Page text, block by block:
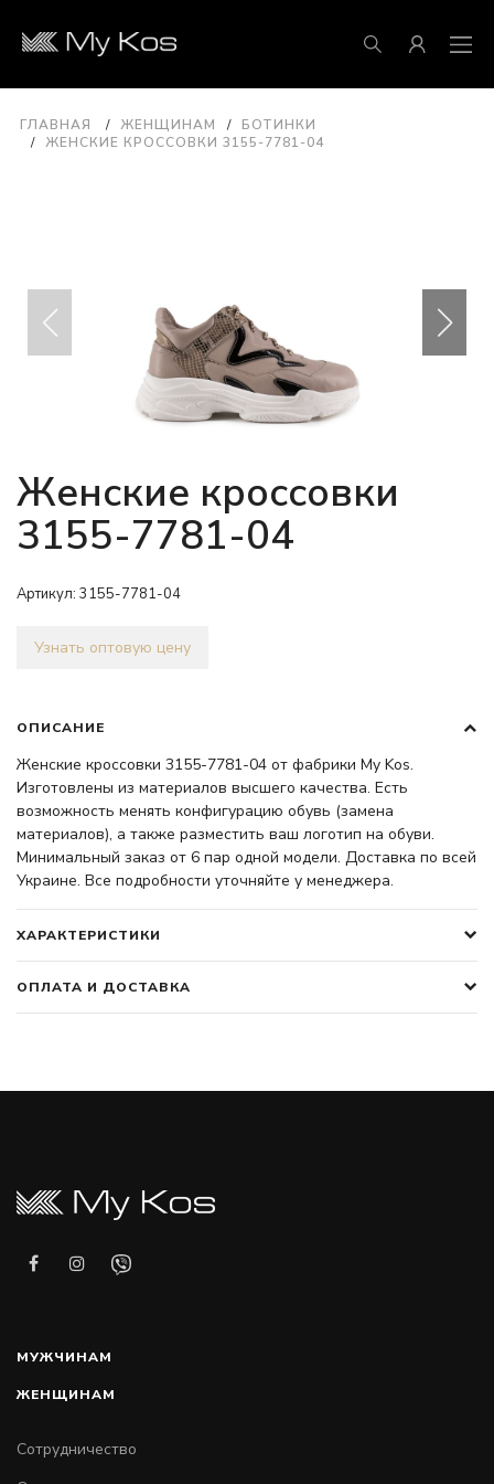
ГЛАВНАЯ ЖЕНЩИНАМ
БОТИНКИ
ЖЕНСКИЕ КРОССОВКИ 3155-7781-04
Женские кроссовки
3155-7781-04
Артикул: 3155-7781-04
Узнать оптовую цену
ОПИСАНИЕ
Женские кроссовки 3155-7781-04 от фабрики My Kos.
Изготовлены из материалов высшего качества. Есть
возможность менять конфигурацию обувь (замена
материалов), а также разместить ваш логотип на обуви.
Минимальный заказ от 6 пар одной модели. Доставка по всей
Украине. Все подробности уточняйте у менеджера.
ХАРАКТЕРИСТИКИ
ОПЛАТА И ДОСТАВКА
МУЖЧИНАМ
ЖЕНЩИНАМ
Сотрудничество